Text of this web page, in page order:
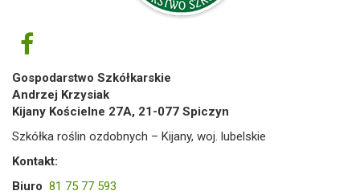
Gospodarstwo Szkółkarskie
Andrzej Krzysiak
Kijany Kościelne 27A, 21-077 Spiczyn
Szkółka roślin ozdobnych – Kijany, woj. lubelskie
Kontakt:
Biuro 81 75 77 593